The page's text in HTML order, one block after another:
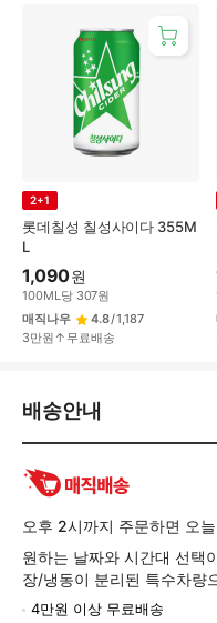
롯데칠성 칠성사이다 355M
L
2+1
1,090원
100ML당 307원
매직나우
4.8/1,187
3만원↑무료배송
배
환/
품
보
배송안내
오후 2시까지 주문하면 오
원하는 날짜와 시간대 선택
장/냉동이 분리된 특수차량
4만원 이상 무료배송